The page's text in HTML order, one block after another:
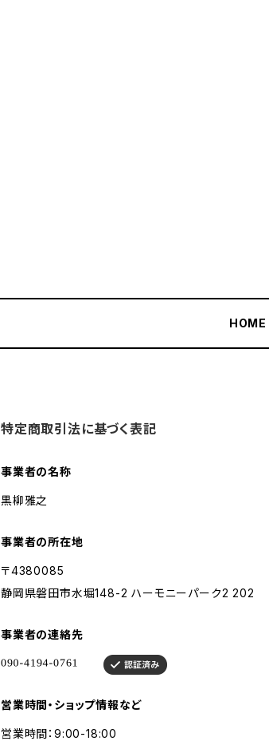
HOME
特定商取引法に基づく表記
事業者の名称
黒柳雅之
事業者の所在地
〒4380085
静岡県磐田市水堀148-2 ハーモニーパーク2 202
事業者の連絡先
営業時間・ショップ情報など
営業時間：9:00-18:00